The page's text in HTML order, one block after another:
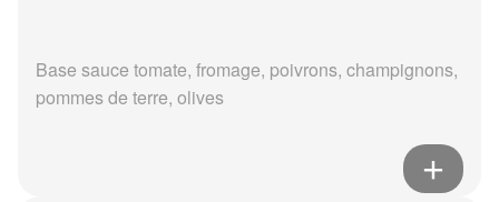
Base sauce tomate, fromage, poivrons, champignons,
pommes de terre, olives